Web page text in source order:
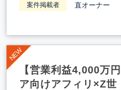
案件掲載者 直オーナー
【営業利益4,000万
ア向けアフィリ×Z世